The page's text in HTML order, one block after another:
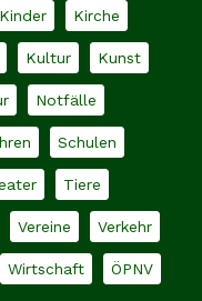
Kinder Kirche
Kultur Kunst
Notfälle
Schulen
Tiere
Vereine Verkehr
Wirtschaft ÖPNV